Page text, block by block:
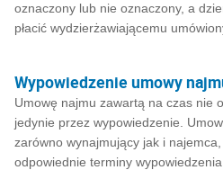
oznaczony lub nie oznaczony, a
płacić wydzierżawiającemu
Wypowiedzenie umowy
Umowę najmu zawartą na czas nie
jedynie przez wypowiedzenie.
zarówno wynajmujący jak i
odpowiednie terminy wypowiedzenia.